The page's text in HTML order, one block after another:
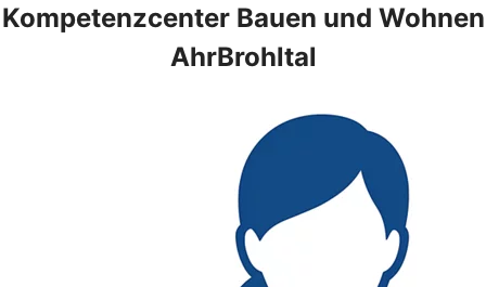
Kompetenzcenter Bauen und Wohnen
AhrBrohltal